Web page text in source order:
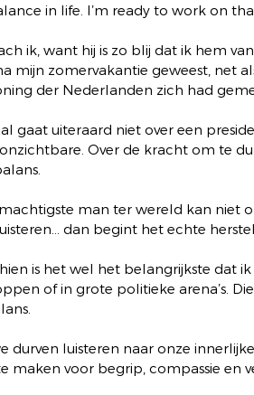
in life. I’m ready to work on
ik, want hij is zo blij dat ik hem
mijn zomervakantie geweest, net
der Nederlanden zich had
gaat uiteraard niet over een
Over de kracht om te
man ter wereld kan niet
dan begint het echte herstel.
is het wel het belangrijkste dat
of in grote politieke arena’s.
durven luisteren naar onze
maken voor begrip, compassie en